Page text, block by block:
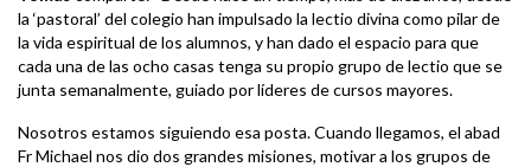
la ‘pastoral’ del colegio han impulsado la lectio divina como pilar de
la vida espiritual de los alumnos, y han dado el espacio para que
cada una de las ocho casas tenga su propio grupo de lectio que se
junta semanalmente, guiado por líderes de cursos mayores.
Nosotros estamos siguiendo esa posta. Cuando llegamos, el abad
Fr Michael nos dio dos grandes misiones, motivar a los grupos de